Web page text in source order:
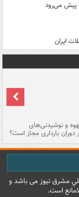
پیش می‌رود
ایران
و نوشیدنی‌های
دوران بارداری مجاز است؟
مشرق نيوز می باشد و
است.